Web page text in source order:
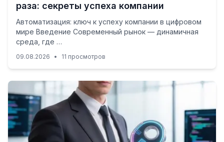
раза: секреты успеха компании
Автоматизация: ключ к успеху компании в цифровом
мире Введение Современный рынок — динамичная
среда, где …
09.08.2026 • 11 просмотров